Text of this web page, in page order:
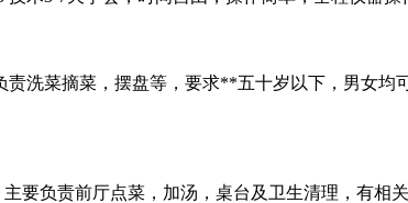
洗菜摘菜，摆盘等，要求**五十岁以下，男女
要负责前厅点菜，加汤，桌台及卫生清理，有相